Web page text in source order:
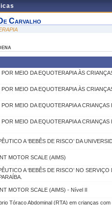
Carvalho
MEIO DA EQUOTERAPIA ÀS
MEIO DA EQUOTERAPIA ÀS
MEIO DA EQUOTERAPIA A
MEIO DA EQUOTERAPIA A
A ‘BEBÊS DE RISCO’ DA
MOTOR SCALE (AIMS)
A ‘BEBÊS DE RISCO’ NO SERVIÇO
MOTOR SCALE (AIMS) - Nível II
Tóraco Abdominal (RTA) em crianças